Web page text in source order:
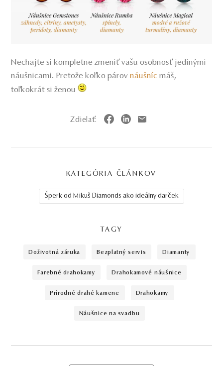
Nechajte si kompletne zmeniť vašu osobnosť jedinými
náušnicami. Pretože koľko párov náušníc máš,
toľkokrát si ženou
Zdielať:
KATEGÓRIA ČLÁNKOV
Šperk od Mikuš Diamonds ako ideálny darček
TAGY
doživotná záruka bezplatný servis diamanty
farebné drahokamy drahokamové náušnice
prírodné drahé kamene drahokamy
náušnice na svadbu